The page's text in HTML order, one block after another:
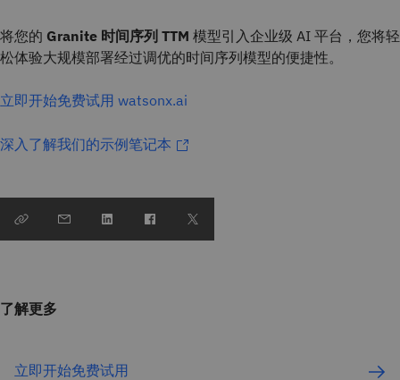
将您的 Granite 时间序列 TTM 模型引入企业级 AI 平台，您将轻
松体验大规模部署经过调优的时间序列模型的便捷性。
立即开始免费试用 watsonx.ai
深入了解我们的示例笔记本
了解更多
立即开始免费试用